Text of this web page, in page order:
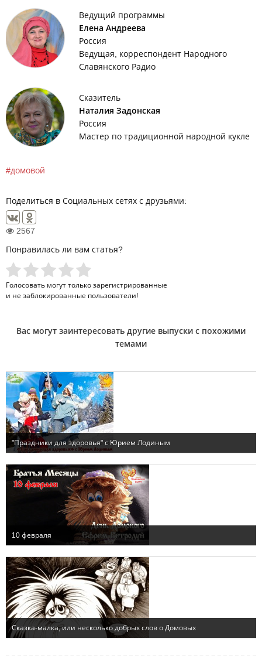
Ведущий программы
Елена Андреева
Россия
Ведущая, корреспондент Народного
Славянского Радио
Сказитель
Наталия Задонская
Россия
Мастер по традиционной народной кукле
домовой
Поделиться в Социальных сетях с друзьями:
2567
Понравилась ли вам статья?
Голосовать могут только зарегистрированные
и не заблокированные пользователи!
Вас могут заинтересовать другие выпуски с похожими
темами